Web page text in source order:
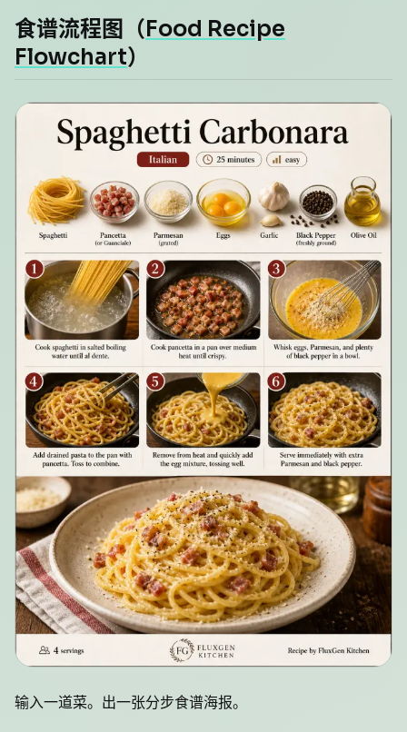
食谱流程图（Food Recipe
Flowchart）
输入一道菜。出一张分步食谱海报。